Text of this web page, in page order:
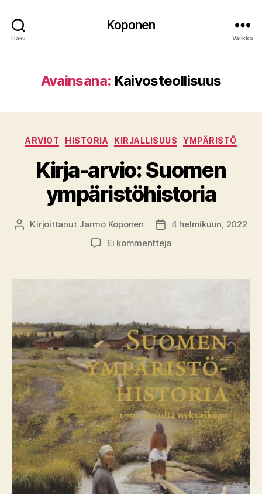
Haku
Koponen
Valikko
Avainsana: Kaivosteollisuus
Kategoriat
ARVIOT HISTORIA KIRJALLISUUS YMPÄRISTÖ
Kirja-arvio: Suomen
ympäristöhistoria
Kirjoittaja
Kirjoittanut Jarmo Koponen Julkaisupäivämäärä
4 helmikuun, 2022
Ei kommentteja
Suomen